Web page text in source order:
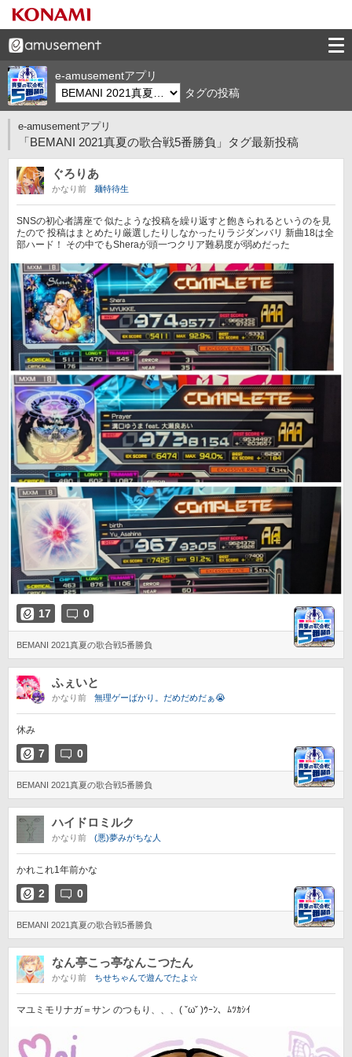
e-amusementアプリ
タグの投稿
e-amusementアプリ
「BEMANI 2021真夏の歌合戦5番勝負」タグ最新投稿
ぐろりあ
かなり前 麺特待生
SNSの初心者講座で 似たような投稿を繰り返すと飽きられるというのを見
たので 投稿はまとめたり厳選したりしなかったりラジダンバリ 新曲18は全
部ハード！ その中でもSheraが頭一つクリア難易度が弱めだった
17 0
BEMANI 2021真夏の歌合戦5番勝負
ふぇいと
かなり前 無理ゲーばかり。だめだめだぁ😭
休み
7 0
BEMANI 2021真夏の歌合戦5番勝負
ハイドロミルク
かなり前 (悪)夢みがちな人
かれこれ1年前かな
2 0
BEMANI 2021真夏の歌合戦5番勝負
なん亭こっ亭なんこつたん
かなり前 ちせちゃんで遊んでたよ☆
マユミモリナガ＝サン のつもり、、、( ˇωˇ )ｳｰﾝ、ﾑﾂｶｼｲ